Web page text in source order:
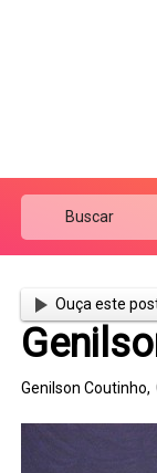
Ouça este
Genilson Coutinho,